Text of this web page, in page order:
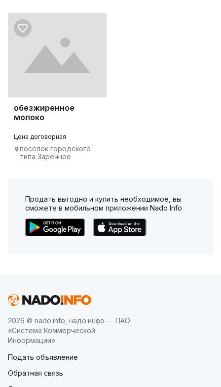
обезжиренное
молоко
Цена договорная
посёлок городского
типа Заречное
Продать выгодно и купить необходимое, вы
сможете в мобильном приложении Nado Info
2026 © nado.info, надо.инфо — ПАО
«Система Коммерческой
Информации»
Подать объявление
Обратная связь